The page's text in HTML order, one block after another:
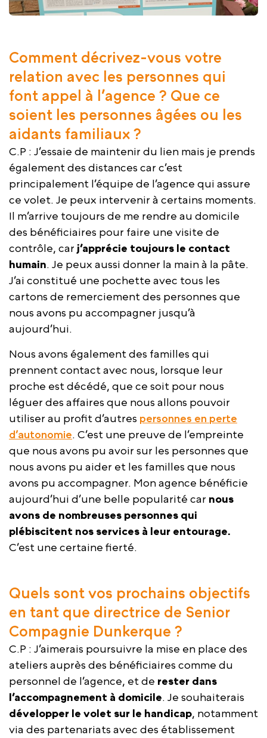
Comment décrivez-vous votre
relation avec les personnes qui
font appel à l’agence ? Que ce
soient les personnes âgées ou les
aidants familiaux ?
C.P : J’essaie de maintenir du lien mais je prends
également des distances car c’est
principalement l’équipe de l’agence qui assure
ce volet. Je peux intervenir à certains moments.
Il m’arrive toujours de me rendre au domicile
des bénéficiaires pour faire une visite de
contrôle, car j’apprécie toujours le contact
humain. Je peux aussi donner la main à la pâte.
J’ai constitué une pochette avec tous les
cartons de remerciement des personnes que
nous avons pu accompagner jusqu’à
aujourd’hui.
Nous avons également des familles qui
prennent contact avec nous, lorsque leur
proche est décédé, que ce soit pour nous
léguer des affaires que nous allons pouvoir
utiliser au profit d’autres personnes en perte
d’autonomie. C’est une preuve de l’empreinte
que nous avons pu avoir sur les personnes que
nous avons pu aider et les familles que nous
avons pu accompagner. Mon agence bénéficie
aujourd’hui d’une belle popularité car nous
avons de nombreuses personnes qui
plébiscitent nos services à leur entourage.
C’est une certaine fierté.
Quels sont vos prochains objectifs
en tant que directrice de Senior
Compagnie Dunkerque ?
C.P : J’aimerais poursuivre la mise en place des
ateliers auprès des bénéficiaires comme du
personnel de l’agence, et de rester dans
l’accompagnement à domicile. Je souhaiterais
développer le volet sur le handicap, notamment
via des partenariats avec des établissement